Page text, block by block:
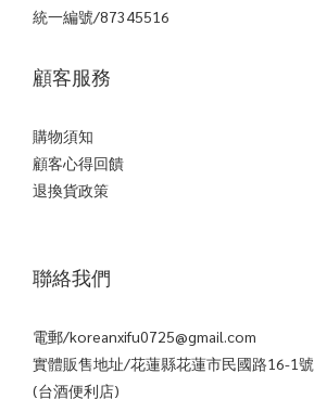
統一編號/87345516
顧客服務
購物須知
顧客心得回饋
退換貨政策
聯絡我們
電郵/koreanxifu0725@gmail.com
實體販售地址/花蓮縣花蓮市民國路16-1號
(台酒便利店)